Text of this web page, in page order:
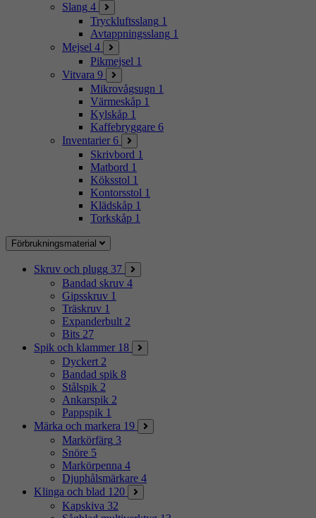
Slang 4
Tryckluftsslang 1
Avtappningsslang 1
Mejsel 4
Pikmejsel 1
Vitvara 9
Mikrovågsugn 1
Värmeskåp 1
Kylskåp 1
Kaffebryggare 6
Inventarier 6
Skrivbord 1
Matbord 1
Köksstol 1
Kontorsstol 1
Klädskåp 1
Torkskåp 1
Förbrukningsmaterial
Skruv och plugg 37
Bandad skruv 4
Gipsskruv 1
Träskruv 1
Expanderbult 2
Bits 27
Spik och klammer 18
Dyckert 2
Bandad spik 8
Stålspik 2
Ankarspik 2
Pappspik 1
Märka och markera 19
Markörfärg 3
Snöre 5
Markörpenna 4
Djuphålsmärkare 4
Klinga och blad 120
Kapskiva 32